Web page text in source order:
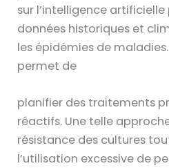
sur l’intelligence
données historiques et
les épidémies de
permet de
planifier des traitements
réactifs. Une telle
résistance des cultures
l’utilisation excessive de